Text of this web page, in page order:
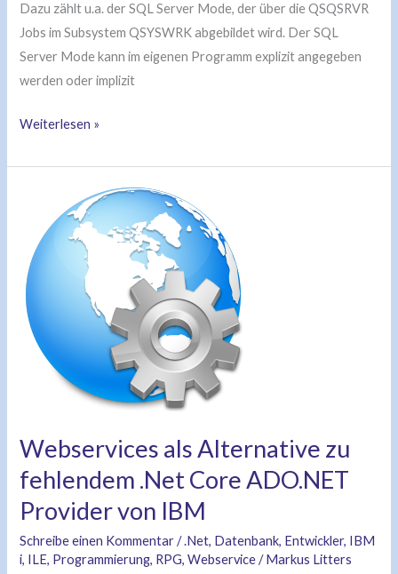
Dazu zählt u.a. der SQL Server Mode, der über die QSQSRVR
Jobs im Subsystem QSYSWRK abgebildet wird. Der SQL
Server Mode kann im eigenen Programm explizit angegeben
werden oder implizit
Weiterlesen »
Webservices als Alternative zu
fehlendem .Net Core ADO.NET
Provider von IBM
Schreibe einen Kommentar /.Net, Datenbank, Entwickler, IBM
i, ILE, Programmierung, RPG,Webservice/Markus Litters
Webservices
Alternative
zu
fehlendem
.Net
Core
ADO.NET
Provider
IBM